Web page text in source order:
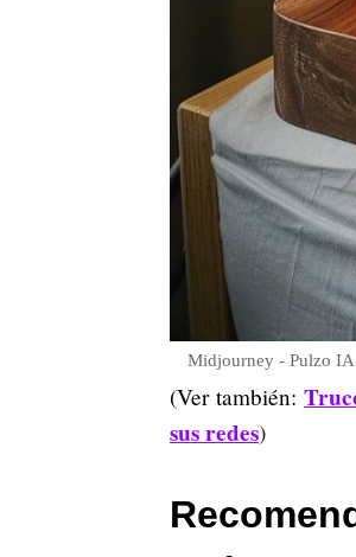
Midjourney - Pulzo IA
(Ver también:
sus redes)